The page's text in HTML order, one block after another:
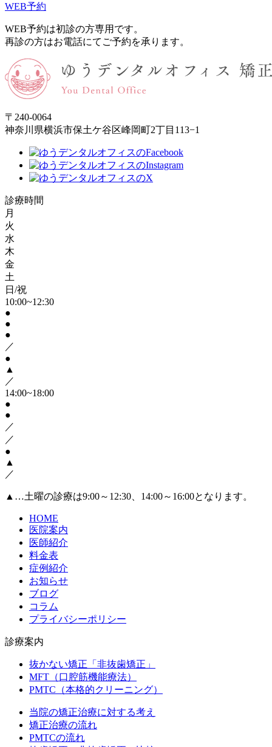
WEB予約
WEB予約は初診の方専用です。
再診の方はお電話にてご予約を承ります。
〒240-0064
神奈川県横浜市保土ケ谷区峰岡町2丁目113−1
診療時間
月
火
水
木
金
土
日/祝
10:00~12:30
●
●
●
／
●
▲
／
14:00~18:00
●
●
／
／
●
▲
／
▲ …土曜の診療は9:00～12:30、14:00～16:00となります。
HOME
医院案内
医師紹介
料金表
症例紹介
お知らせ
ブログ
コラム
プライバシーポリシー
診療案内
抜かない矯正「非抜歯矯正」
MFT（口腔筋機能療法）
PMTC（本格的クリーニング）
当院の矯正治療に対する考え
矯正治療の流れ
PMTCの流れ